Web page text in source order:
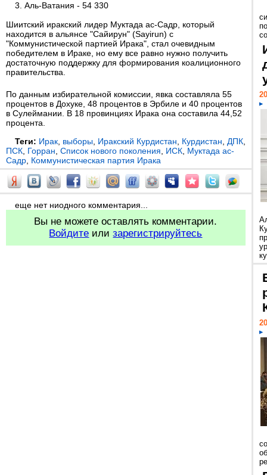
3. Аль-Ватания - 54 330
Шиитский иракский лидер Муктада ас-Садр, который
находится в альянсе "Сайирун" (Sayirun) с
"Коммунистической партией Ирака", стал очевидным
победителем в Ираке, но ему все равно нужно получить
достаточную поддержку для формирования коалиционного
правительства.
По данным избирательной комиссии, явка составляла 55
процентов в Дохуке, 48 процентов в Эрбиле и 40 процентов
в Сулеймании. В 18 провинциях Ирака она составила 44,52
процента.
Теги: Ирак выборы Иракский Курдистан Курдистан ДПК
ПСК Горран Список нового поколения ИСК Муктада ас-
Садр Коммунистическая партия Ирака
еще нет ниодного комментария...
Вы не можете оставлять комментарии.
Войдите илизарегистрируйтесь